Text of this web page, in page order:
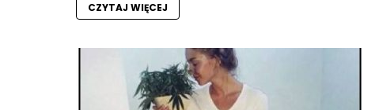
CZYTAJ WIĘCEJ